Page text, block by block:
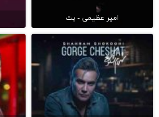
امیر عظیمی - بت